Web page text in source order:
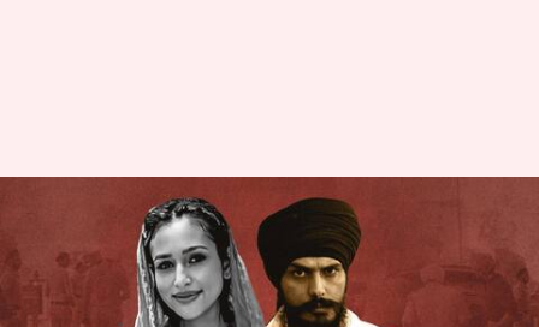
లండన్‌కు పారిపోయేందుకు
అమృత్‌పాల్ సింగ్ భార్య ప్రయత్నం;
అదుపులోకి తీసుకున్న పోలీసులు